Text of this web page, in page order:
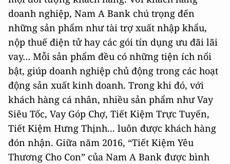
doanh nghiệp, Nam A Bank chú trọng đến
những sản phẩm như tài trợ xuất nhập khẩu,
nộp thuế điện tử hay các gói tín dụng ưu đãi lãi
vay… Mỗi sản phẩm đều có những tiện ích nổi
bật, giúp doanh nghiệp chủ động trong các hoạt
động sản xuất kinh doanh. Trong khi đó, với
khách hàng cá nhân, nhiều sản phẩm như Vay
Siêu Tốc, Vay Góp Chợ, Tiết Kiệm Trực Tuyến,
Tiết Kiệm Hưng Thịnh... luôn được khách hàng
đón nhận. Giữa năm 2016, “Tiết Kiệm Yêu
Thương Cho Con” của Nam A Bank được bình